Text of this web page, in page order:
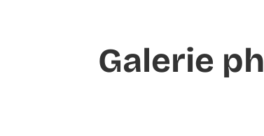
Galerie